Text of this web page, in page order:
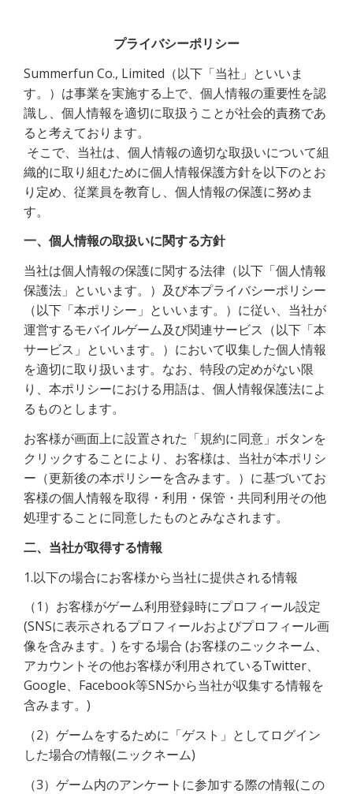
プライバシーポリシー
Summerfun Co., Limited （以下「当社」といいま
す。）は事業を実施する上で、個人情報の重要性を認
識し、個人情報を適切に取扱うことが社会的責務であ
ると考えております。
織的に取り組むために個人情報保護方針を以下のとお
り定め、従業員を教育し、個人情報の保護に努めま
す。
一、個人情報の取扱いに関する方針
当社は個人情報の保護に関する法律（以下「個人情報
保護法」といいます。）及び本プライバシーポリシー
（以下「本ポリシー」といいます。）に従い、当社が
運営するモバイルゲーム及び関連サービス（以下「本
サービス」といいます。）において収集した個人情報
を適切に取り扱います。なお、特段の定めがない限
り、本ポリシーにおける用語は、個人情報保護法によ
るものとします。
お客様が画面上に設置された「規約に同意」ボタンを
クリックすることにより、お客様は、当社が本ポリシ
ー（更新後の本ポリシーを含みます。）に基づいてお
客様の個人情報を取得・利用・保管・共同利用その他
処理することに同意したものとみなされます。
二、当社が取得する情報
1.以下の場合にお客様から当社に提供される情報
（1）お客様がゲーム利用登録時にプロフィール設定
(SNSに表示されるプロフィールおよびプロフィール画
像を含みます。) をする場合 (お客様のニックネーム、
アカウントその他お客様が利用されているTwitter、
Google、Facebook等SNSから当社が収集する情報を
含みます。)
（2）ゲームをするために「ゲスト」としてログイン
した場合の情報(ニックネーム)
（3）ゲーム内のアンケートに参加する際の情報(この